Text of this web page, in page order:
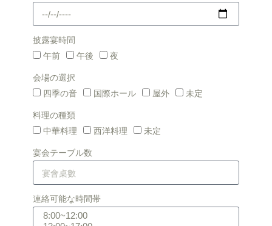
披露宴時間
午前
午後 夜
会場の選択
四季の音
国際ホール 屋外 未定
料理の種類
中華料理
西洋料理 未定
宴会テーブル数
連絡可能な時間帯